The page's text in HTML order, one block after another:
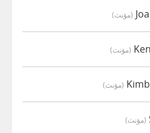
(مؤنث)
(مؤنث)
(مؤنث)
(مؤنث)